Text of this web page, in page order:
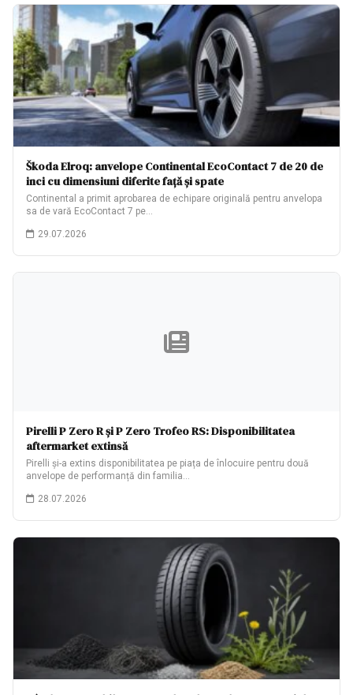
Škoda Elroq: anvelope Continental EcoContact 7 de 20 de
inci cu dimensiuni diferite față și spate
Continental a primit aprobarea de echipare originală pentru anvelopa
sa de vară EcoContact 7 pe…
29.07.2026
Pirelli P Zero R și P Zero Trofeo RS: Disponibilitatea
aftermarket extinsă
Pirelli și-a extins disponibilitatea pe piața de înlocuire pentru două
anvelope de performanță din familia…
28.07.2026